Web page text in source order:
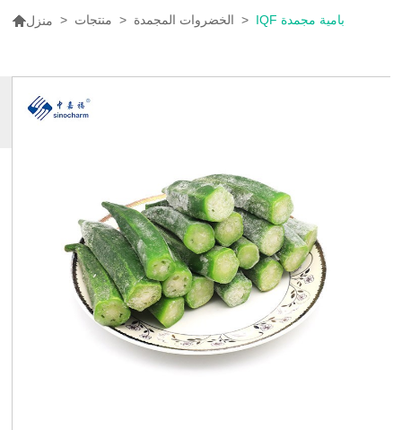
منزل > منتجات > الخضروات المجمدة > IQF بامية مجمدة
المزيد
من